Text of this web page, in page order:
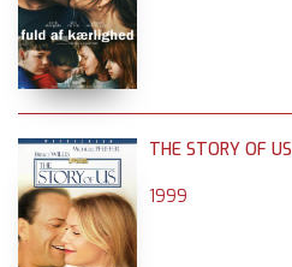
THE STORY OF US
1999